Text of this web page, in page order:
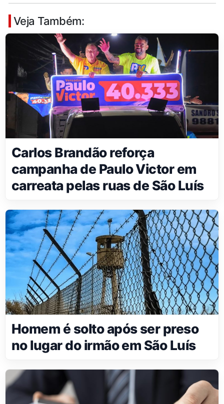
Veja Também:
Carlos Brandão reforça
campanha de Paulo Victor em
carreata pelas ruas de São Luís
Homem é solto após ser preso
no lugar do irmão em São Luís